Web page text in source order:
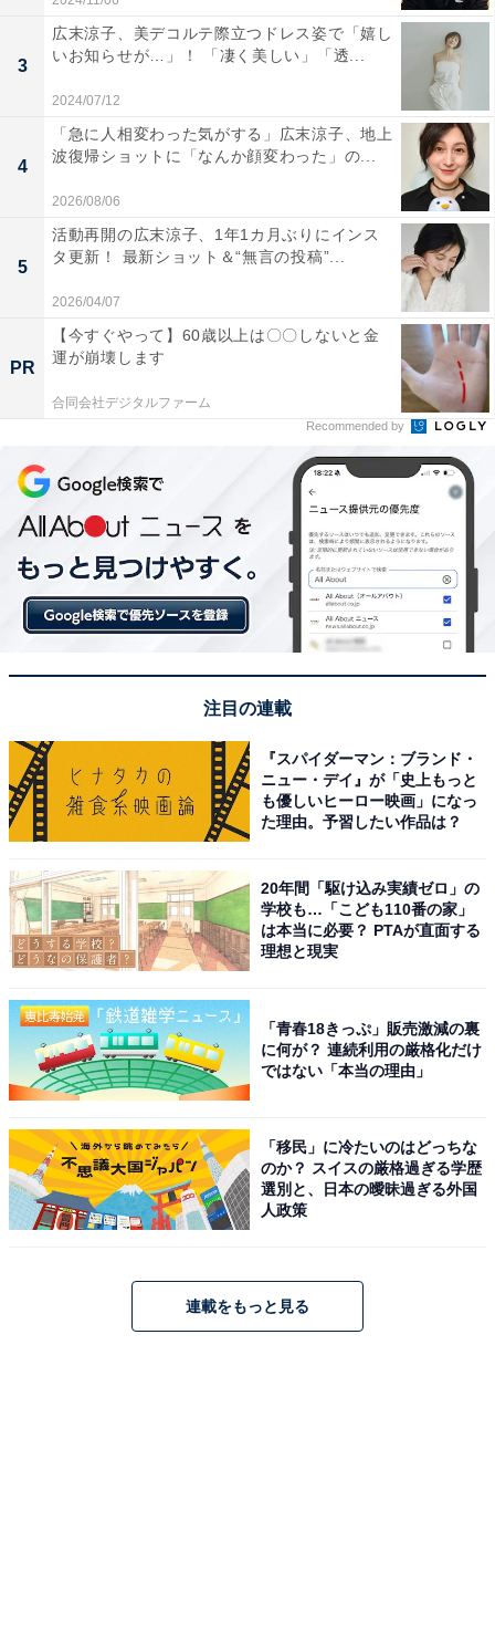
3
広末涼子、美デコルテ際立つドレス姿で「嬉し
いお知らせが…」！ 「凄く美しい」「透...
2024/07/12
4
「急に人相変わった気がする」広末涼子、地上
波復帰ショットに「なんか顔変わった」の...
2026/08/06
5
活動再開の広末涼子、1年1カ月ぶりにインス
タ更新！ 最新ショット＆“無言の投稿”...
2026/04/07
PR
【今すぐやって】60歳以上は〇〇しないと金
運が崩壊します
合同会社デジタルファーム
Recommended by
注目の連載
『スパイダーマン：ブランド・
ニュー・デイ』が「史上もっと
も優しいヒーロー映画」になっ
た理由。予習したい作品は？
20年間「駆け込み実績ゼロ」の
学校も…「こども110番の家」
は本当に必要？ PTAが直面する
理想と現実
「青春18きっぷ」販売激減の裏
に何が？ 連続利用の厳格化だけ
ではない「本当の理由」
「移民」に冷たいのはどっちな
のか？ スイスの厳格過ぎる学歴
選別と、日本の曖昧過ぎる外国
人政策
連載をもっと見る